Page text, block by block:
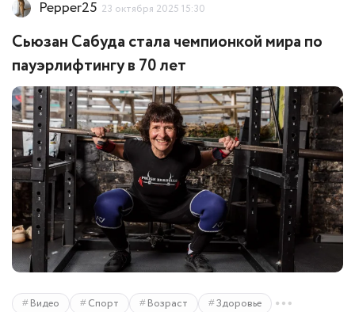
Pepper25 23 октября 2025 15:30
Сьюзан Сабуда стала чемпионкой мира по
пауэрлифтингу в 70 лет
Видео Спорт Возраст Здоровье